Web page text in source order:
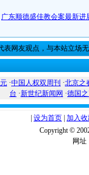
广东顺德盛佳教会案最新进
表网友观点，与本站立场
·中国人权双周刊 ·北京之
台 ·新世纪新闻网 ·德国
设为首页 加入
Copyright ©
网址